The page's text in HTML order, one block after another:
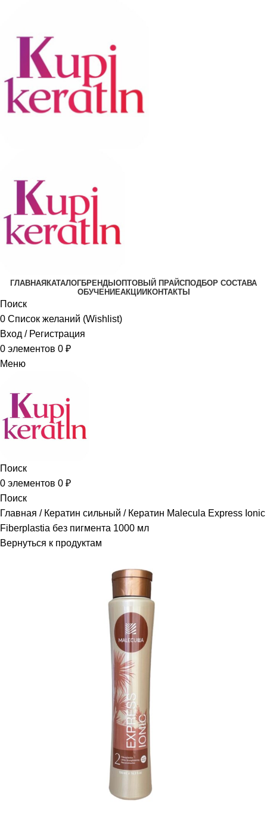
ГЛАВНАЯ КАТАЛОГБРЕНДЫ ОПТОВЫЙ ПРАЙСПОДБОР СОСТАВА
ОБУЧЕНИЕАКЦИИ КОНТАКТЫ
Поиск
0 Список желаний (Wishlist)
Вход / Регистрация
0 элементов 0 ₽
Меню
Поиск
0 элементов 0 ₽
Поиск
Главная
Кератин сильный
Кератин Malecula Express Ionic
Fiberplastia без пигмента 1000 мл
Вернуться к продуктам